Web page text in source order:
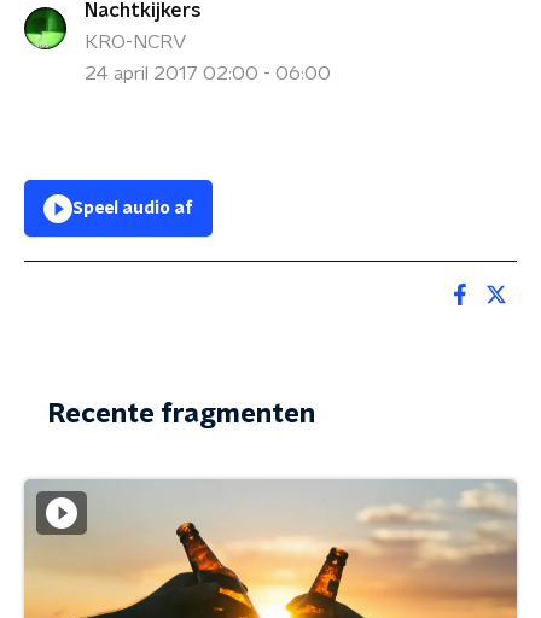
Nachtkijkers
KRO-NCRV
24 april 2017 02:00 - 06:00
Speel audio af
Recente fragmenten